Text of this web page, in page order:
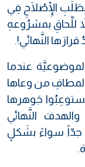
الْإِصْلَاحِ فِي
للِّحاقِ بمشرُوعهِ
النَّهائي!.
عندما
المطافِ من وعاها
جَوهرها
النَّهائي
جدّاً سواءً بشَكلٍ